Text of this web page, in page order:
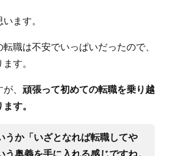
ます。
職は不安でいっぱいだったので、
す。
、 頑張って初めての転職を乗り越
す。
うか「いざとなれば転職してや